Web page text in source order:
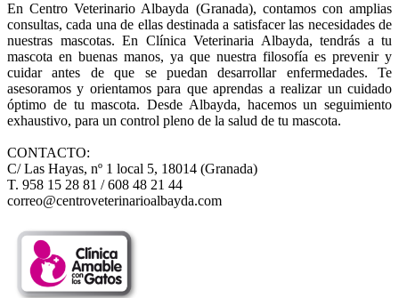
En Centro Veterinario Albayda (Granada), contamos con amplias
consultas, cada una de ellas destinada a satisfacer las necesidades de
nuestras mascotas. En Clínica Veterinaria Albayda, tendrás a tu
mascota en buenas manos, ya que nuestra filosofía es prevenir y
cuidar antes de que se puedan desarrollar enfermedades. Te
asesoramos y orientamos para que aprendas a realizar un cuidado
óptimo de tu mascota. Desde Albayda, hacemos un seguimiento
exhaustivo, para un control pleno de la salud de tu mascota.
CONTACTO:
C/ Las Hayas, nº 1 local 5, 18014 (Granada)
T. 958 15 28 81 / 608 48 21 44
correo@centroveterinarioalbayda.com